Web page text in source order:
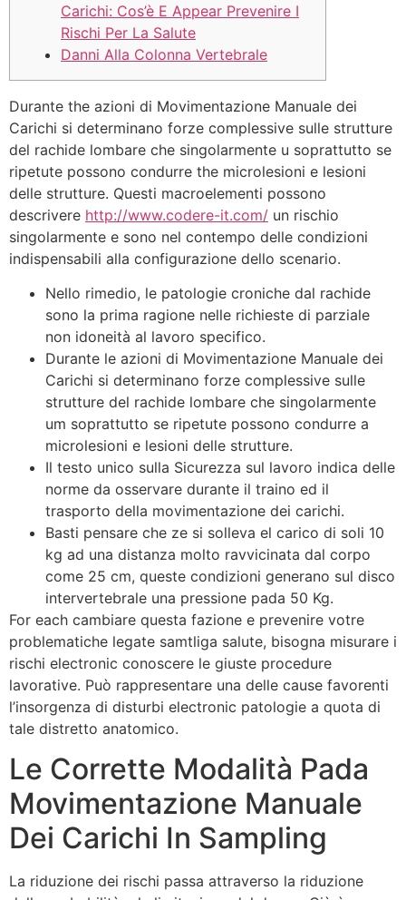
Carichi: Cos’è E Appear Prevenire I
Rischi Per La Salute
Danni Alla Colonna Vertebrale
Durante the azioni di Movimentazione Manuale dei
Carichi si determinano forze complessive sulle strutture
del rachide lombare che singolarmente u soprattutto se
ripetute possono condurre the microlesioni e lesioni
delle strutture. Questi macroelementi possono
descrivere http://www.codere-it.com/ un rischio
singolarmente e sono nel contempo delle condizioni
indispensabili alla configurazione dello scenario.
Nello rimedio, le patologie croniche dal rachide
sono la prima ragione nelle richieste di parziale
non idoneità al lavoro specifico.
Durante le azioni di Movimentazione Manuale dei
Carichi si determinano forze complessive sulle
strutture del rachide lombare che singolarmente
um soprattutto se ripetute possono condurre a
microlesioni e lesioni delle strutture.
Il testo unico sulla Sicurezza sul lavoro indica delle
norme da osservare durante il traino ed il
trasporto della movimentazione dei carichi.
Basti pensare che ze si solleva el carico di soli 10
kg ad una distanza molto ravvicinata dal corpo
come 25 cm, queste condizioni generano sul disco
intervertebrale una pressione pada 50 Kg.
For each cambiare questa fazione e prevenire votre
problematiche legate samtliga salute, bisogna misurare i
rischi electronic conoscere le giuste procedure
lavorative. Può rappresentare una delle cause favorenti
l’insorgenza di disturbi electronic patologie a quota di
tale distretto anatomico.
Le Corrette Modalità Pada
Movimentazione Manuale
Dei Carichi In Sampling
La riduzione dei rischi passa attraverso la riduzione